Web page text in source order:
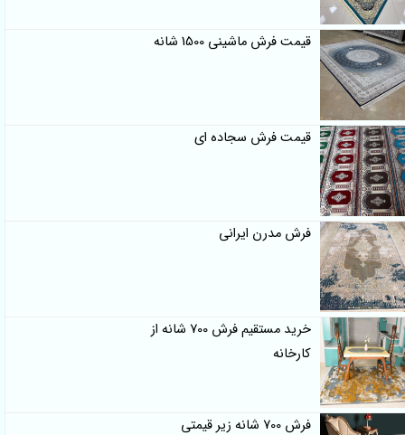
قیمت فرش ماشینی 1500 شانه
قیمت فرش سجاده ای
فرش مدرن ایرانی
خرید مستقیم فرش 700 شانه از
کارخانه
فرش 700 شانه زیر قیمتی